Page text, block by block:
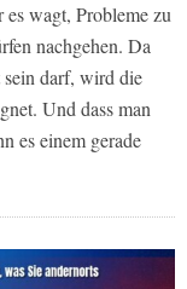
es wagt, Probleme zu
nachgehen. Da
darf, wird die
Und dass man
es einem gerade